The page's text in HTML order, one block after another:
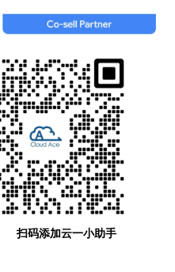
扫码添加云一小助手